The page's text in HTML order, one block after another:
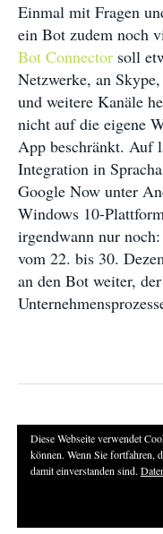
Einmal mit Fragen
ein Bot zudem noch
Bot Connector soll
Netzwerke, an
und weitere Kanäle
nicht auf die eigene
App beschränkt. Auf
Integration in
Google Now unter
Windows 10-
irgendwann nur
vom 22. bis 30.
an den Bot weiter,
Diese Webseite verwendet
können. Wenn Sie fortfahren,
damit einverstanden sind.